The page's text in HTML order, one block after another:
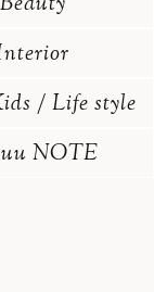
/ Life style
NOTE